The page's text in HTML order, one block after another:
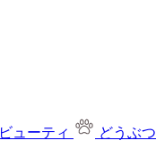
ビューティ どうぶつ